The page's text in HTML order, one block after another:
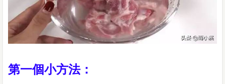
第一個小方法：